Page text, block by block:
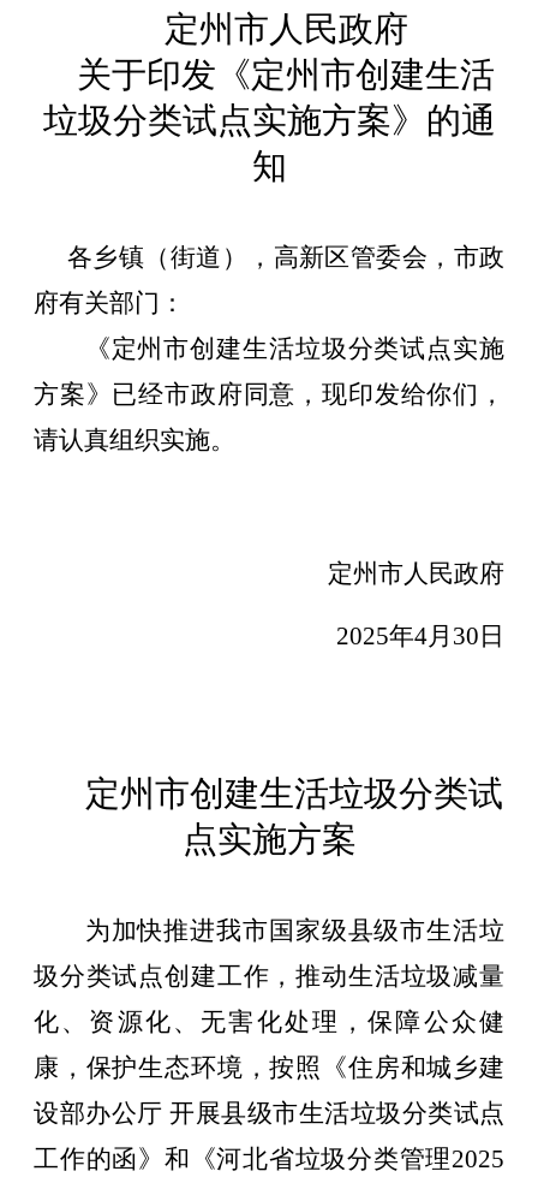
定州市人民政府
关于印发《定州市创建生活
垃圾分类试点实施方案》的通
知
各乡镇（街道）， 高新区管委会， 市政
府有关部门：
《定州市创建生活垃圾分类试点实施
方案》已经市政府同意，现印发给你们，
请认真组织实施。
定州市人民政府
2025年4月 30 日
定州市创建生活垃圾分类试
点实施方案
为加快推进我市国家级县级市生活垃
圾分类试点创建工作，推动生活垃圾减量
化、资源化、无害化处理，保障公众健
康，保护生态环境，按照《住房和城乡建
设部办公厅 开展县级市生活垃圾分类试点
工作的函》和《河北省垃圾分类管理2025